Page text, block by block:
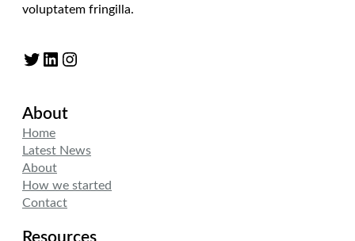
voluptatem fringilla.
Twitter LinkedIn Instagram
About
Home
Latest News
About
How we started
Contact
Resources